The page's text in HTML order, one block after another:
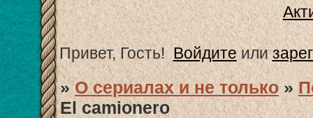
Привет, Гость! Войдитеили
»О сериалах и не только »
El camionero